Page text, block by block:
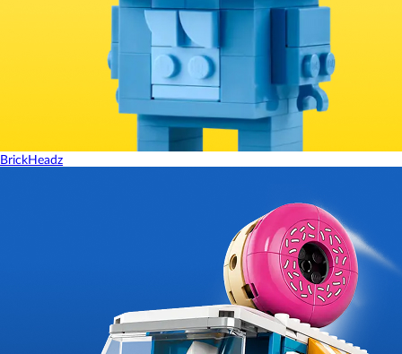
BrickHeadz